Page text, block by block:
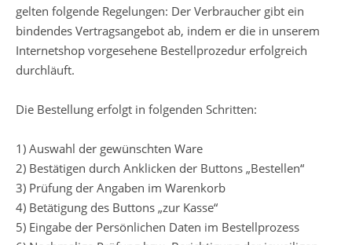
gelten folgende Regelungen: Der Verbraucher gibt ein
bindendes Vertragsangebot ab, indem er die in unserem
Internetshop vorgesehene Bestellprozedur erfolgreich
durchläuft.
Die Bestellung erfolgt in folgenden Schritten:
1) Auswahl der gewünschten Ware
2) Bestätigen durch Anklicken der Buttons „Bestellen“
3) Prüfung der Angaben im Warenkorb
4) Betätigung des Buttons „zur Kasse“
5) Eingabe der Persönlichen Daten im Bestellprozess